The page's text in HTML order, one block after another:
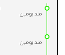
مند يومين
مند يومين